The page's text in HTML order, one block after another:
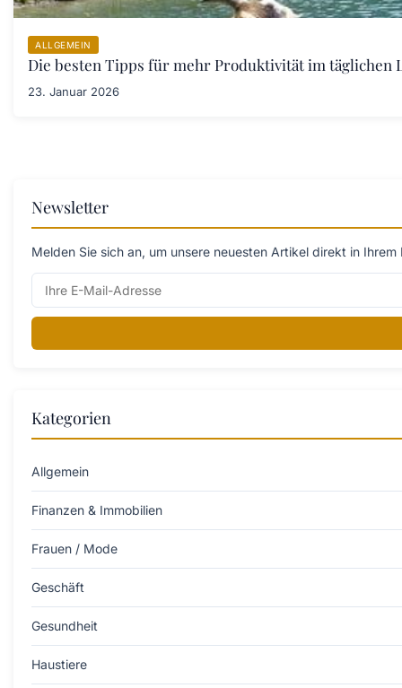
ALLGEMEIN
Die besten Tipps für mehr Produktivität im täglichen
23. Januar 2026
Newsletter
Melden Sie sich an, um unsere neuesten Artikel direkt in
Kategorien
Allgemein
Finanzen & Immobilien
Frauen / Mode
Geschäft
Gesundheit
Haustiere